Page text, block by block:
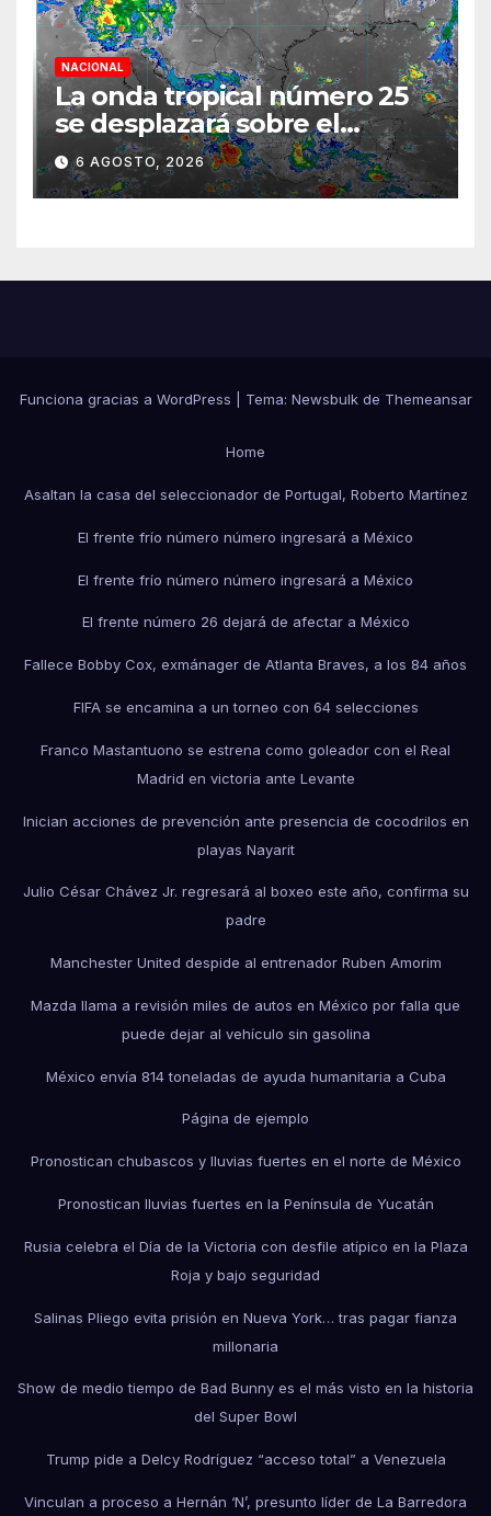
NACIONAL
La onda tropical número 25
se desplazará sobre el
sureste mexicano
6 AGOSTO, 2026
Funciona gracias a WordPress Tema: Newsbulkde Themeansar
Home
Asaltan la casa del seleccionador de Portugal, Roberto Martínez
El frente frío número número ingresará a México
El frente frío número número ingresará a México
El frente número 26 dejará de afectar a México
Fallece Bobby Cox, exmánager de Atlanta Braves, a los 84 años
FIFA se encamina a un torneo con 64 selecciones
Franco Mastantuono se estrena como goleador con el Real
Madrid en victoria ante Levante
Inician acciones de prevención ante presencia de cocodrilos en
playas Nayarit
Julio César Chávez Jr. regresará al boxeo este año, confirma su
padre
Manchester United despide al entrenador Ruben Amorim
Mazda llama a revisión miles de autos en México por falla que
puede dejar al vehículo sin gasolina
México envía 814 toneladas de ayuda humanitaria a Cuba
Página de ejemplo
Pronostican chubascos y lluvias fuertes en el norte de México
Pronostican lluvias fuertes en la Península de Yucatán
Rusia celebra el Día de la Victoria con desfile atípico en la Plaza
Roja y bajo seguridad
Salinas Pliego evita prisión en Nueva York… tras pagar fianza
millonaria
Show de medio tiempo de Bad Bunny es el más visto en la historia
del Super Bowl
Trump pide a Delcy Rodríguez “acceso total” a Venezuela
Vinculan a proceso a Hernán ‘N’, presunto líder de La Barredora